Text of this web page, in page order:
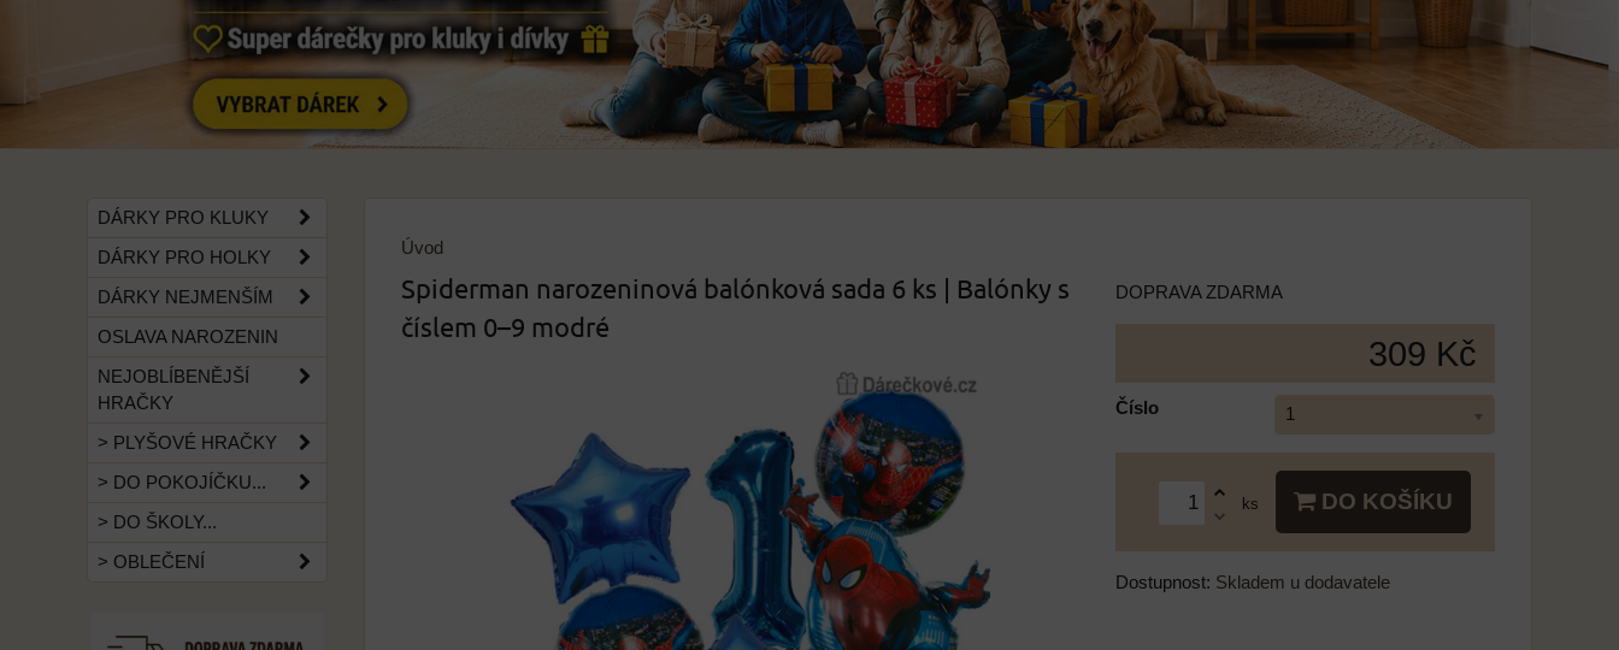
Úvod
Spiderman narozeninová balónková sada 6 ks | Balónky s
číslem 0–9 modré
DOPRAVA ZDARMA
309 Kč
Číslo 1
ks DO KOŠÍKU
Dostupnost: Skladem u dodavatele
DÁRKY PRO KLUKY
DÁRKY PRO HOLKY
DÁRKY NEJMENŠÍM
OSLAVA NAROZENIN
NEJOBLÍBENĚJŠÍ
HRAČKY
> PLYŠOVÉ HRAČKY
> DO POKOJÍČKU...
> DO ŠKOLY...
> OBLEČENÍ